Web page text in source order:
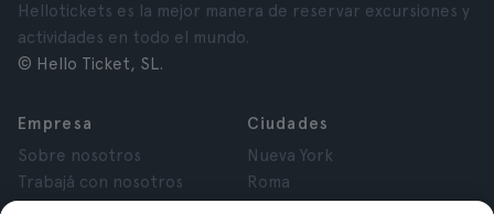
Hellotickets es la mejor manera de reservar excursiones y
actividades en todo el mundo.
© Hello Ticket, SL.
Empresa
Sobre nosotros
Trabajá con nosotros
Ciudades
Nueva York
Roma